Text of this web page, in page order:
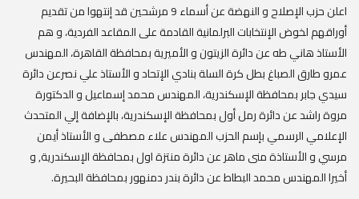
اعلن حزب الإصلاح و النهضة عن أسماء 9 مرشحين قد إنتهوا من تقديم
أوراقهم لخوض الإنتخابات البرلمانية القادمة على المقاعد الفردية، و هم
الأستاذ هاني طه عن دائرة الزيتون و الأميرية بمحافظة القاهرة، المهندس
عمرو طارق الصباغ بطل كرة السلة بنادي الإتحاد و الأستاذ علي نصرعن دائرة
سيدي جابر بمحافظة الإسكندرية، المهندس محمد إسماعيل و الدكتورة
مروة راشد عن دائرة رمل أول بمحافظة الإسكندرية، بالإضافة إلي المتحدث
الإعلامي الرسمي بإسم الحزب المهندس علاء مصطفى و الأستاذ أيمن
مرسي و الأستاذة منى ماهر عن دائرة منتزة اول بمحافظة الإسكندرية, و
أخيرا المهندس محمد البطاط عن دائرة بندر دمنهور بمحافظة البحيرة.